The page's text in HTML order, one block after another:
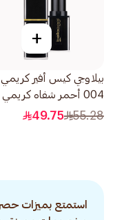
+
004 أحمر شفاه
الثبات 1قطعة
55.28
49.75
استمتع بميزات